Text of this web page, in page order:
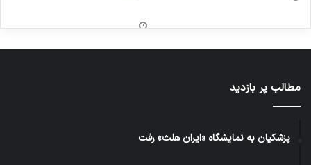
مطالب پر بازدید
پزشکیان به نمایشگاه «ایران هلث» رفت